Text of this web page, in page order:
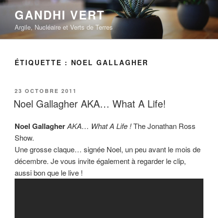
Aller
contenu
principal
GANDHI VERT
Argile, Nucléaire et Verts de Terres
ÉTIQUETTE : NOEL GALLAGHER
PUBLIÉ
LE
23 OCTOBRE 2011
Noel Gallagher AKA… What A Life!
Noel GallagherAKA… What A Life !The Jonathan Ross
Show.
Une grosse claque… signée Noel, un peu avant le mois de
décembre. Je vous invite également à regarder le clip,
aussi bon que le live !